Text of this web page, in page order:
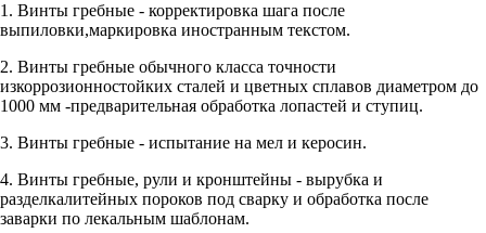
1. Винты гребные - корректировка шага после
выпиловки,маркировка иностранным текстом.
2. Винты гребные обычного класса точности
изкоррозионностойких сталей и цветных сплавов диаметром до
1000 мм -предварительная обработка лопастей и ступиц.
3. Винты гребные - испытание на мел и керосин.
4. Винты гребные, рули и кронштейны - вырубка и
разделкалитейных пороков под сварку и обработка после
заварки по лекальным шаблонам.